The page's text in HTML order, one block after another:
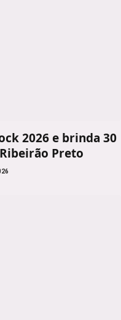
2026 e brinda 30
Preto